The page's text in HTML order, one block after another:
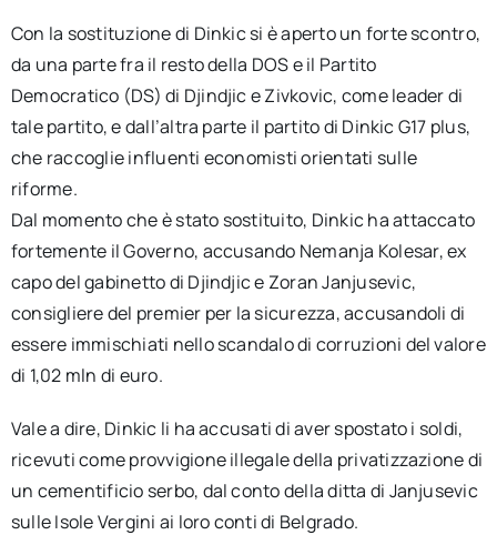
Con la sostituzione di Dinkic si è aperto un forte scontro,
da una parte fra il resto della DOS e il Partito
Democratico (DS) di Djindjic e Zivkovic, come leader di
tale partito, e dall’altra parte il partito di Dinkic G17 plus,
che raccoglie influenti economisti orientati sulle
riforme.
Dal momento che è stato sostituito, Dinkic ha attaccato
fortemente il Governo, accusando Nemanja Kolesar, ex
capo del gabinetto di Djindjic e Zoran Janjusevic,
consigliere del premier per la sicurezza, accusandoli di
essere immischiati nello scandalo di corruzioni del valore
di 1,02 mln di euro.
Vale a dire, Dinkic li ha accusati di aver spostato i soldi,
ricevuti come provvigione illegale della privatizzazione di
un cementificio serbo, dal conto della ditta di Janjusevic
sulle Isole Vergini ai loro conti di Belgrado.